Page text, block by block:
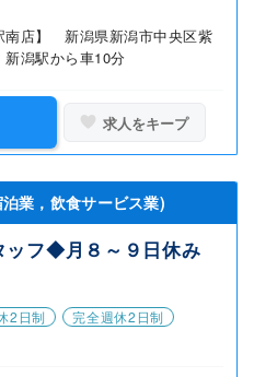
南店】 新潟県新潟市中央区紫
潟駅から車10分
求人をキープ
業，飲食サービス業)
ッフ◆月８～９日休み
2日制
完全週休2日制